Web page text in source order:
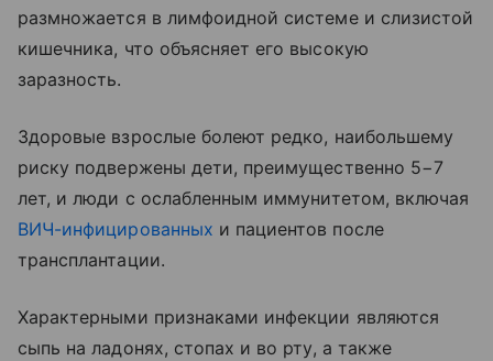
размножается в лимфоидной системе и слизистой
кишечника, что объясняет его высокую
заразность.
Здоровые взрослые болеют редко, наибольшему
риску подвержены дети, преимущественно 5−7
лет, и люди с ослабленным иммунитетом, включая
ВИЧ-инфицированных и пациентов после
трансплантации.
Характерными признаками инфекции являются
сыпь на ладонях, стопах и во рту, а также